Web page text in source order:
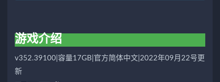
游戏介绍
v352.39100|容量17GB|官方简体中文|2022年09月22号更
新